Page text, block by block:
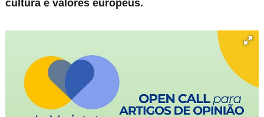
cultura e valores europeus.